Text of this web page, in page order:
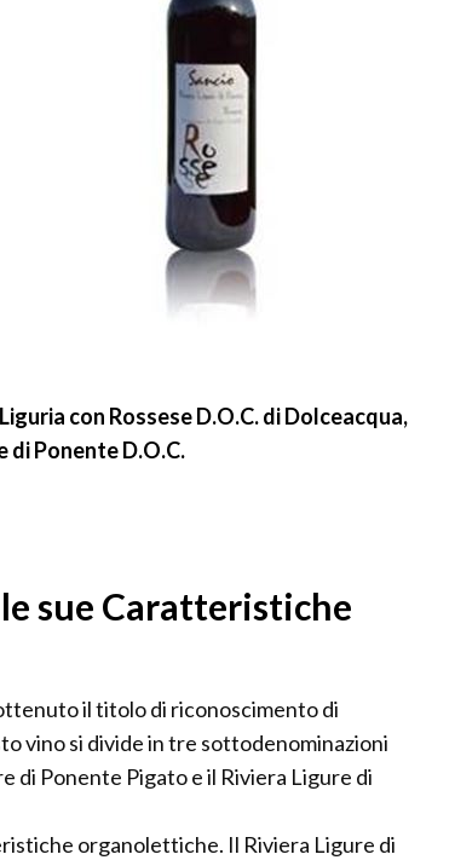
con Rossese D.O.C. di Dolceacqua,
di Ponente D.O.C.
sue Caratteristiche
il titolo di riconoscimento di
vino si divide in tre sottodenominazioni
di Ponente Pigato e il Riviera Ligure di
organolettiche. Il Riviera Ligure di